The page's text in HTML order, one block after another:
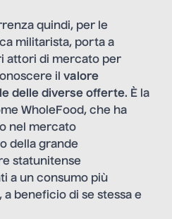
quindi, per le
militarista, porta a
attori di mercato per
il valore
delle diverse offerte. È la
WholeFood, che ha
nel mercato
della grande
statunitense
a un consumo più
beneficio di se stessa e